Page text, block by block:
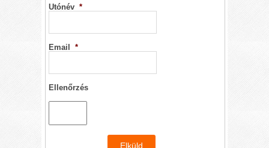
Utónév *
Email *
Ellenőrzés